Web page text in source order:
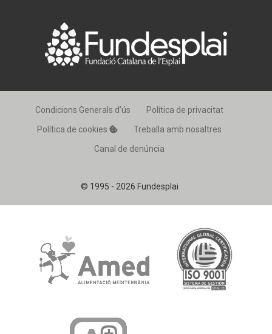
© 1995 - 2026 Fundesplai
Condicions Generals d’ús
Política de privacitat
Política de cookies
Treballa amb nosaltres
Canal de denúncia